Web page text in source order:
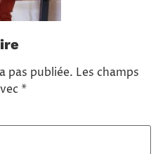
pas publiée. Les champs
*